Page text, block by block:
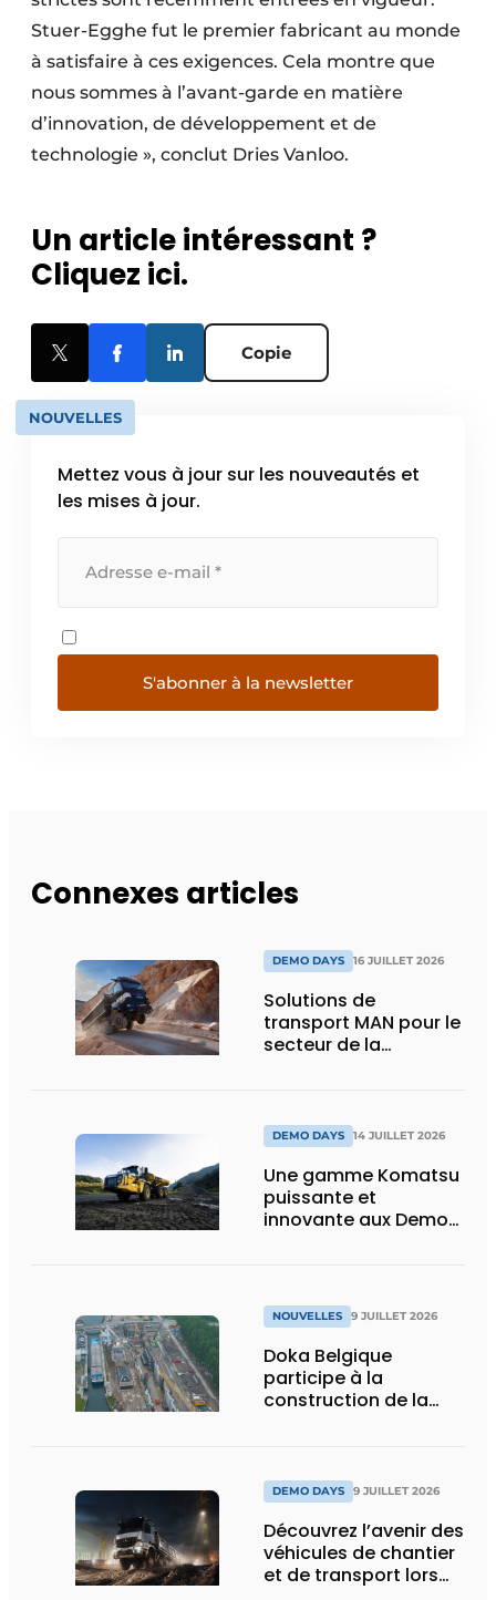
Stuer-Egghe fut le premier fabricant au monde
à satisfaire à ces exigences. Cela montre que
nous sommes à l’avant-garde en matière
d’innovation, de développement et de
technologie », conclut Dries Vanloo.
Un article intéressant ?
Cliquez ici.
Copie
NOUVELLES
Mettez vous à jour sur les nouveautés et
les mises à jour.
S'abonner à la newsletter
Connexes articles
DEMO DAYS 16 JUILLET 2026
Solutions de
transport MAN pour le
secteur de la
DEMO DAYS 14 JUILLET 2026
Une gamme Komatsu
puissante et
innovante aux Demo
NOUVELLES 9 JUILLET 2026
Doka Belgique
participe à la
construction de la
DEMO DAYS 9 JUILLET 2026
Découvrez l’avenir des
véhicules de chantier
et de transport lors